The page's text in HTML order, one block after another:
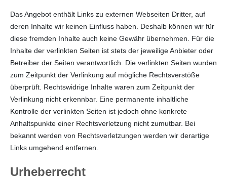
Das Angebot enthält Links zu externen Webseiten Dritter, auf
deren Inhalte wir keinen Einfluss haben. Deshalb können wir für
diese fremden Inhalte auch keine Gewähr übernehmen. Für die
Inhalte der verlinkten Seiten ist stets der jeweilige Anbieter oder
Betreiber der Seiten verantwortlich. Die verlinkten Seiten wurden
zum Zeitpunkt der Verlinkung auf mögliche Rechtsverstöße
überprüft. Rechtswidrige Inhalte waren zum Zeitpunkt der
Verlinkung nicht erkennbar. Eine permanente inhaltliche
Kontrolle der verlinkten Seiten ist jedoch ohne konkrete
Anhaltspunkte einer Rechtsverletzung nicht zumutbar. Bei
bekannt werden von Rechtsverletzungen werden wir derartige
Links umgehend entfernen.
Urheberrecht